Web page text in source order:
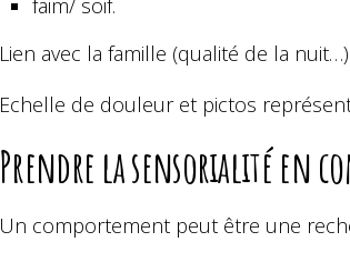
faim/ soif.
Lien avec la famille (qualité de la nuit…)
Echelle de douleur et pictos
Prendre la sensorialité en
Un comportement peut être une